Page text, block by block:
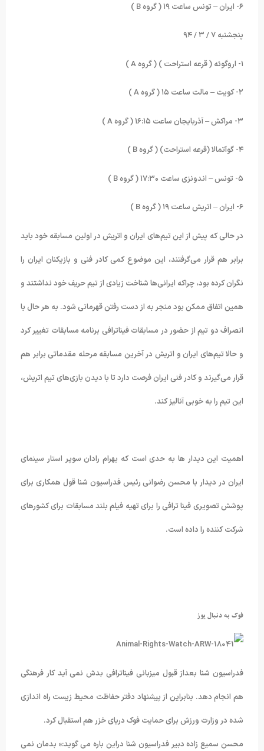
۶- ایران – تونس ساعت ۱۹ ( گروه B
)
پنجشنبه ۷ / ۳ / ۹۴
A
)
۲- کویت – مالت ساعت ۱۵ ( گروه A
)
۳- مراکش – آذربایجان ساعت ۱۶:۱۵ ( گروه A
)
۴- گوآتمالا (قرعه استراحت) ( گروه B
)
۵- تونس – اندونزی ساعت ۱۷:۳۰ ( گروه B
)
۶- ایران – اتریش ساعت ۱۹ ( گروه B
)
در حالی که پیش از این تیم‌های ایران و اتریش در اولین مسابقه خود باید
برابر هم قرار می‌گرفتند، این موضوع کمی کادر فنی و بازیکنان ایران را
نگران کرده بود، چراکه ایرانی‌ها شناخت زیادی از تیم حریف خود نداشتند و
همین اتفاق ممکن بود منجر به از دست رفتن قهرمانی شود. به هر حال با
انصراف دو تیم از حضور در مسابقات فیناترافی برنامه مسابقات تغییر کرد
و حالا تیم‌های ایران و اتریش در آخرین مسابقه مرحله مقدماتی برابر هم
قرار می‌گیرند و کادر فنی ایران فرصت دارد تا با دیدن بازی‌های تیم اتریش،
این تیم را به خوبی آنالیز کند.
اهمیت این دیدار ها به حدی است که بهرام رادان سوپر استار سینمای
ایران در دیدار با محسن رضوانی رئیس فدراسیون شنا قول همکاری برای
پوشش تصویری فینا ترافی را برای تهیه فیلم بلند مسابقات برای کشورهای
شرکت کننده را داده است.
فوک به دنبال یوز
فدراسیون شنا بعداز قبول میزبانی فیناترافی بدش نمی آید کار فرهنگی
هم انجام دهد. بنابراین از پیشنهاد دفتر حفاظت محیط زیست راه اندازی
شده در وزارت ورزش برای حمایت فوک دریای خزر هم استقبال کرد.
محسن سمیع زاده دبیر فدراسیون شنا دراین باره می گوید:« بدمان نمی